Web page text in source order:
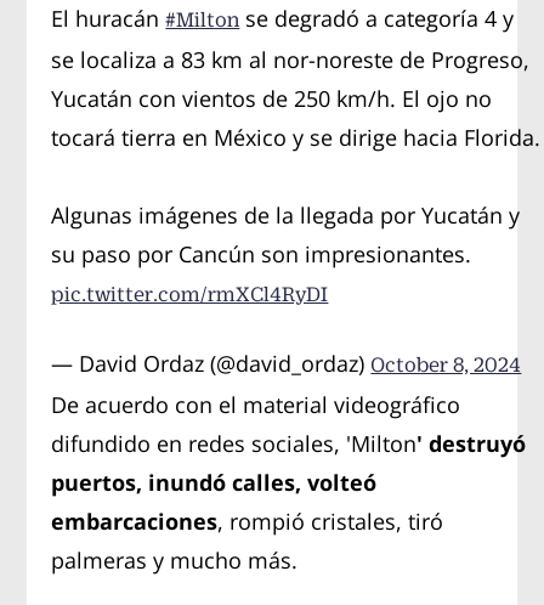
El huracán#Milton se degradó a categoría 4 y
se localiza a 83 km al nor-noreste de Progreso,
Yucatán con vientos de 250 km/h. El ojo no
tocará tierra en México y se dirige hacia Florida.
Algunas imágenes de la llegada por Yucatán y
su paso por Cancún son impresionantes.
pic.twitter.com/rmXCl4RyDI
— David Ordaz (@david_ordaz) October 8, 2024
De acuerdo con el material videográfico
difundido en redes sociales, 'Milton' destruyó
puertos, inundó calles, volteó
embarcaciones, rompió cristales, tiró
palmeras y mucho más.